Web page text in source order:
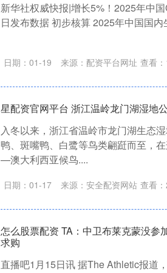
新华社权威快报|增长5%！2025年中
日发布数据 初步核算 2025年中国国
日期：01-19 来源：配资平台网址 查看：
星配资官网平台 浙江温岭龙门湖湿地
入冬以来，浙江省温岭市龙门湖生态
鸭、斑嘴鸭、白鹭等鸟类翩跹而至，
—澳大利西亚候鸟....
日期：01-17 来源：安全配资网站 查看：
怎么股票配资 TA：中卫布莱克蒙没参
求购
直播吧1月15日讯 据The Athletic报道